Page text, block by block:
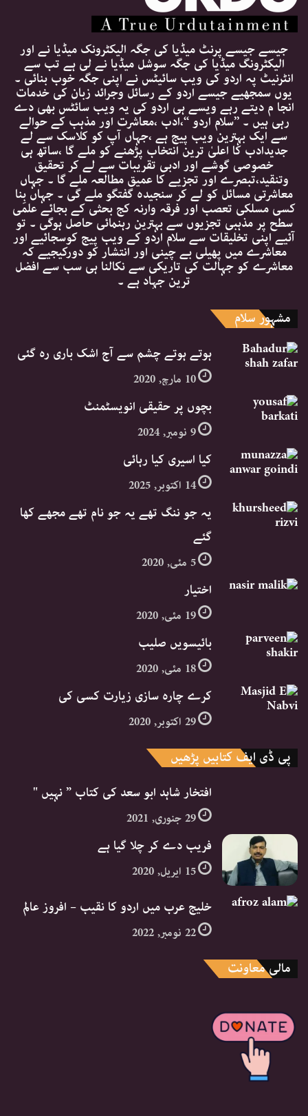
جیسے جیسے پرنٹ میڈیا کی جگہ الیکٹرونک میڈیا نے اور
الیکٹرونگ میڈیا کی جگہ سوشل میڈیا نے لی ہے تب سے
انٹرنیٹ پہ اردو کی ویب سائیٹس نے اپنی جگہ خوب بنائی ۔
یوں سمجھیے جیسے اردو کے رسائل وجرائد زبان کی خدمات
انجا م دیتے رہے ویسے ہی اردو کی یہ ویب سائٹس بھی دے
رہی ہیں ۔ ’’سلام اردو ‘‘،ادب ،معاشرت اور مذہب کے حوالے
سے ایک بہترین ویب پیج ہے ،جہاں آپ کو کلاسک سے لے
جدیدادب کا اعلیٰ ترین انتخاب پڑھنے کو ملے گا ،ساتھ ہی
خصوصی گوشے اور ادبی تقریبات سے لے کر تحقیق
وتنقید،تبصرے اور تجزیے کا عمیق مطالعہ ملے گا ۔ جہاں
معاشرتی مسائل کو لے کر سنجیدہ گفتگو ملے گی ۔ جہاں بِنا
کسی مسلکی تعصب اور فرقہ وارنہ کج بحثی کے بجائے علمی
سطح پر مذہبی تجزیوں سے بہترین رہنمائی حاصل ہوگی ۔ تو
آئیے اپنی تخلیقات سے سلام اردو کے ویب پیج کوسجائیے اور
معاشرے میں پھیلی بے چینی اور انتشار کو دورکیجیے کہ
معاشرے کو جہالت کی تاریکی سے نکالنا ہی سب سے افضل
ترین جہاد ہے ۔
مشہور سلام
ہوتے ہوتے چشم سے آج اشک باری رہ گئی
10 مارچ, 2020
بچوں پر حقیقی انویسٹمنٹ
9 نومبر, 2024
کیا اسیری کیا رہائی
14 اکتوبر, 2025
یہ جو ننگ تھے یہ جو نام تھے مجھے کھا
گئے
5 مئی, 2020
اختیار
19 مئی, 2020
بائیسویں صلیب
18 مئی, 2020
کرے چارہ سازی زیارت کسی کی
29 اکتوبر, 2020
پی ڈی ایف کتابیں پڑھیں
افتخار شاہد ابو سعد کی کتاب ” نہیں "
29 جنوری, 2021
فریب دے کر چلا گیا ہے
15 اپریل, 2020
خلیج عرب میں اردو کا نقیب – افروز عالم
22 نومبر, 2022
مالی معاونت